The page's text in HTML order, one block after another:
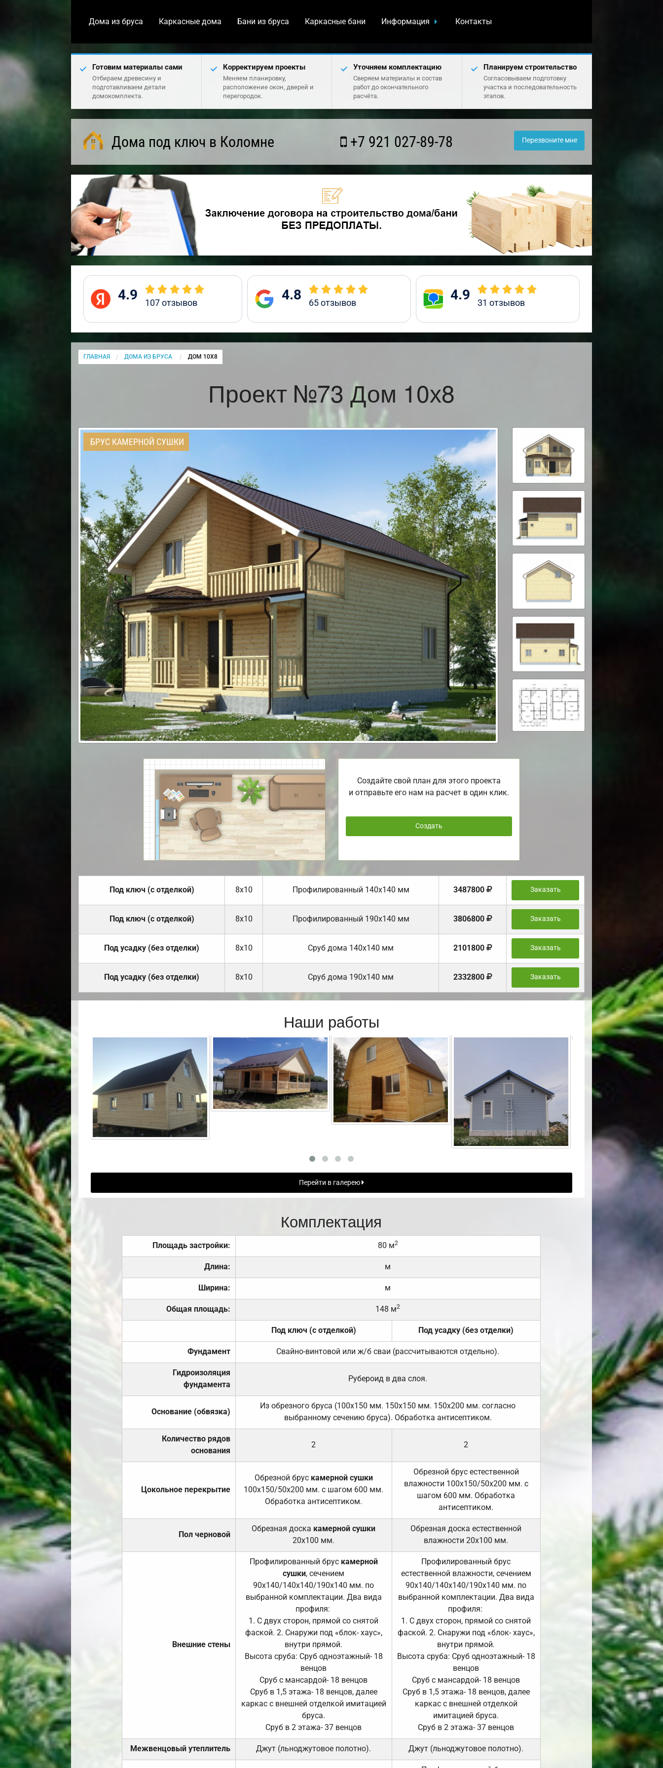
Дома из бруса Каркасные дома Бани из бруса Каркасные бани Информация Контакты
Готовим материалы сами
Отбираем древесину и
подготавливаем детали
домокомплекта.
Корректируем проекты
Меняем планировку,
расположение окон, дверей и
перегородок.
Уточняем комплектацию
Сверяем материалы и состав
работ до окончательного
расчёта.
Планируем строительство
Согласовываем подготовку
участка и последовательность
этапов.
Дома под ключ в Коломне +7 921 027-89-78 Перезвоните мне
4.9 107отзывов 4.8 65отзывов 4.9 31 отзывов
ГЛАВНАЯ ДОМА ИЗ БРУСА CURRENT:
ДОМ 10Х8
Проект №73 Дом 10х8
БРУС КАМЕРНОЙ СУШКИ
Создайте свой план для этого проекта
и отправьте его нам на расчет в один клик.
Создать
Под ключ (с отделкой) 8х10 Профилированный 140х140 мм 3487800 Заказать
Под ключ (с отделкой) 8х10 Профилированный 190х140 мм 3806800 Заказать
Под усадку (без отделки) 8х10 Cруб дома 140х140 мм 2101800 Заказать
Под усадку (без отделки) 8х10 Cруб дома 190х140 мм 2332800 Заказать
Наши работы
Перейти в галерею
Комплектация
Площадь застройки: 80 м2
Длина: м
Ширина: м
Общая площадь: 148 м2
Под ключ (с отделкой) Под усадку (без отделки)
Фундамент Свайно-винтовой или ж/б сваи (рассчитываются отдельно).
Гидроизоляция
фундамента
Рубероид в два слоя.
Основание (обвязка)
Из обрезного бруса (100х150 мм. 150х150 мм. 150х200 мм. согласно
выбранному сечению бруса). Обработка антисептиком.
Количество рядов
основания
2 2
Цокольное перекрытие
Обрезной брус камерной сушки
100х150/50х200 мм. с шагом 600 мм.
Обработка антисептиком.
Обрезной брус естественной
влажности 100х150/50х200 мм. с
шагом 600 мм. Обработка
антисептиком.
Пол черновой
Обрезная доска камерной сушки
20х100 мм.
Обрезная доска естественной
влажности 20х100 мм.
Внешние стены
Профилированный брус камерной
сушки, сечением
90х140/140х140/190х140 мм. по
выбранной комплектации. Два вида
профиля:
1. С двух сторон, прямой со снятой
фаской. 2. Снаружи под «блок- хаус»,
внутри прямой.
Высота сруба: Сруб одноэтажный- 18
венцов
Сруб с мансардой- 18 венцов
Сруб в 1,5 этажа- 18 венцов, далее
каркас с внешней отделкой имитацией
бруса.
Сруб в 2 этажа- 37 венцов
Профилированный брус
естественной влажности, сечением
90х140/140х140/190х140 мм. по
выбранной комплектации. Два вида
профиля:
1. С двух сторон, прямой со снятой
фаской. 2. Снаружи под «блок- хаус»,
внутри прямой.
Высота сруба: Сруб одноэтажный- 18
венцов
Сруб с мансардой- 18 венцов
Сруб в 1,5 этажа- 18 венцов, далее
каркас с внешней отделкой
имитацией бруса.
Сруб в 2 этажа- 37 венцов
Межвенцовый утеплитель Джут (льноджутовое полотно). Джут (льноджутовое полотно).